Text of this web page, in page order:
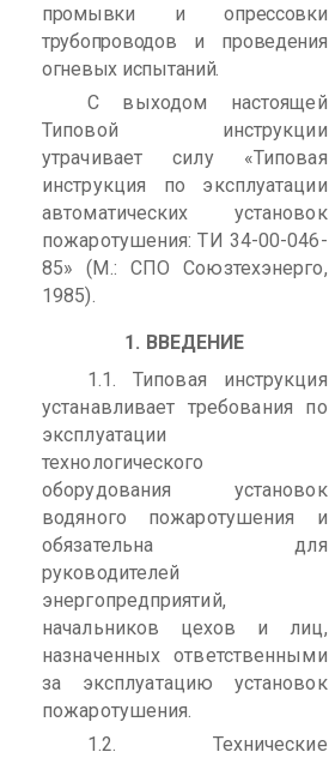
промывки иопрессовки
трубопроводов и проведения
огневых испытаний.
С выходом настоящей
Типовой инструкции
утрачивает силу «Типовая
инструкция по эксплуатации
автоматических установок
пожаротушения: ТИ 34-00-046-
85» (М.: СПОСоюзтехэнерго,
1985).
1. ВВЕДЕНИЕ
1.1. Типовая инструкция
устанавливает требования по
эксплуатации
технологического
оборудования установок
водяного пожаротушения и
обязательна для
руководителей
энергопредприятий,
начальников цехов и лиц,
назначенныхответственными
за эксплуатацию установок
пожаротушения.
1.2. Технические